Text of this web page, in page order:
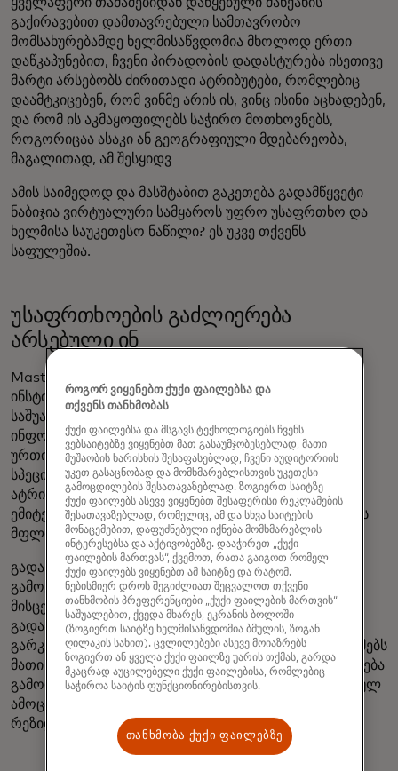
ყველაფერი თამაშებიდან დაწყებული მანქანის
გაქირავებით დამთავრებული სამთავრობო
მომსახურებამდე ხელმისაწვდომია მხოლოდ ერთი
დაწკაპუნებით, ჩვენი პირადობის დადასტურება ისეთივე
მარტი არსებობს ძირითადი ატრიბუტები, რომლებიც
დაამტკიცებენ, რომ ვინმე არის ის, ვინც ისინი აცხადებენ,
და რომ ის აკმაყოფილებს საჭირო მოთხოვნებს,
როგორიცაა ასაკი ან გეოგრაფიული მდებარეობა,
მაგალითად, ამ შესყიდვ
ამის საიმედოდ და მასშტაბით გაკეთება გადამწყვეტი
ნაბიჯია ვირტუალური სამყაროს უფრო უსაფრთხო და
ხელმისა საუკეთესო ნაწილი? ეს უკვე თქვენს
საფულეშია.
უსაფრთხოების გაძლიერება
არსებული ინ
Mastercard უკვე ეხმარება ვაჭრებსა და ფინანსურ
ინსტიტუტებს რისკის შეფასებაში ისეთი ატრიბუტების
საშუალებით, როგორიცაა სახელი და გადახდის
ინფორმაცია, რადგან ჩვენ მილიარდობით ციფრულ
ურთიერთ ახლა,EMVCoინდუსტრიის ახალი
სპეციფიკაციებისა და Mastercard-ის პირადობის
ატრიბუტის გადამოწმების სერვისის წყალობით,
ემიტენტებს მალე შეეძლებათ დაადასტურონ ბარათის
მფლობელების დამატებითი ატრიბუტები, როგორ
გადახდის ბარათის მიღმა არსებული ტექნოლოგიის
გამოყენებით, ჩვენი გადაწყვეტილებები საშუალებას
მისცემს ჩვენს პარტნიორებს შეუფერხებლად
გადაამოწმონ, რომ მომხმარებელი აკმაყოფილებს
გარკვეული საქონლისა და მომსახურების კრიტერიუმებს
მათი კონფიდენციალურობის დასაცავად. ამის გაკეთება
გამორიცხავს დოკუმენტების ატვირთვის ხშირად რთულ
ამოცანას, როგორიცაა ფოტო პირადობის მოწმობა,
რეზიდენტობის
როგორ ვიყენებთ ქუქი ფაილებსა და
თქვენს თანხმობას
ქუქი ფაილებსა და მსგავს ტექნოლოგიებს ჩვენს
ვებსაიტებზე ვიყენებთ მათ გასაუმჯობესებლად, მათი
მუშაობის ხარისხის შესაფასებლად, ჩვენი აუდიტორიის
უკეთ გასაცნობად და მომხმარებლისთვის უკეთესი
გამოცდილების შესათავაზებლად. ზოგიერთ საიტზე
ქუქი ფაილებს ასევე ვიყენებთ შესაფერისი რეკლამების
შესათავაზებლად, რომელიც, ამ და სხვა საიტების
მონაცემებით, დაფუძნებული იქნება მომხმარებლის
ინტერესებსა და აქტივობებზე. დააჭირეთ „ქუქი
ფაილების მართვას“, ქვემოთ, რათა გაიგოთ რომელ
ქუქი ფაილებს ვიყენებთ ამ საიტზე და რატომ.
ნებისმიერ დროს შეგიძლიათ შეცვალოთ თქვენი
თანხმობის პრეფერენციები „ქუქი ფაილების მართვის“
საშუალებით, ქვედა მხარეს, ეკრანის ბოლოში
(ზოგიერთ საიტზე ხელმისაწვდომია ბმულის, ზოგან
ღილაკის სახით). ცვლილებები ასევე მოიაზრებს
ზოგიერთ ან ყველა ქუქი ფაილზე უარის თქმას, გარდა
მკაცრად აუცილებელი ქუქი ფაილებისა, რომლებიც
საჭიროა საიტის ფუნქციონირებისთვის.
თანხმობა ქუქი ფაილებზე